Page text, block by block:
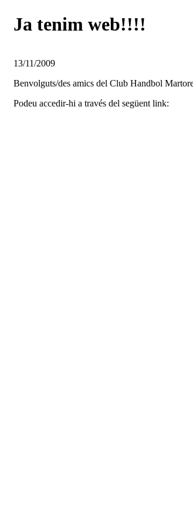
Ja tenim web!!!!
13/11/2009
Benvolguts/des amics del Club Handbol
Podeu accedir-hi a través del següent link: